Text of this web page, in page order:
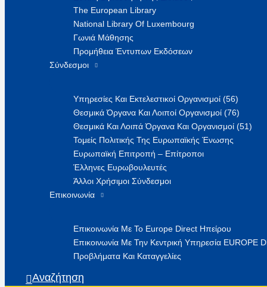
The European Library
National Library Of Luxembourg
Γωνιά Μάθησης
Προμήθεια Έντυπων Εκδόσεων
Σύνδεσμοι
Υπηρεσίες Και Εκτελεστικοί Οργανισμοί (56)
Θεσμικά Όργανα Και Λοιποί Οργανισμοί (76)
Θεσμικά Και Λοιπά Όργανα Και Οργανισμοί (51)
Τομείς Πολιτικής Της Ευρωπαϊκής Ένωσης
Ευρωπαϊκή Επιτροπή – Επίτροποι
Έλληνες Ευρωβουλευτές
Άλλοι Χρήσιμοι Σύνδεσμοι
Επικοινωνία
Επικοινωνία Με Το Europe Direct Ηπείρου
Επικοινωνία Με Την Κεντρική Υπηρεσία EUROPE
Προβλήματα Και Καταγγελίες
Αναζήτηση